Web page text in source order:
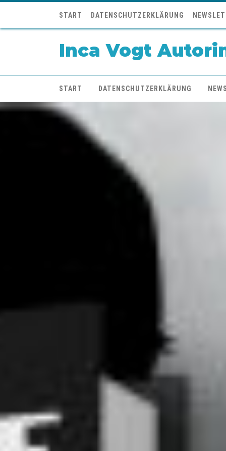
START DATENSCHUTZERKLÄRUNG
Inca Vogt
START DATENSCHUTZERKLÄRUNG